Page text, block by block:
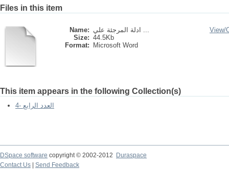
Files in this item
Name:
ادلة المرجئة علي ...
Size: 44.5Kb
Format:
Microsoft Word
View/
This item appears in the following Collection(s)
4- العدد الرابع
DSpace software copyright © 2002-2012
Duraspace
Contact Us
Send Feedback